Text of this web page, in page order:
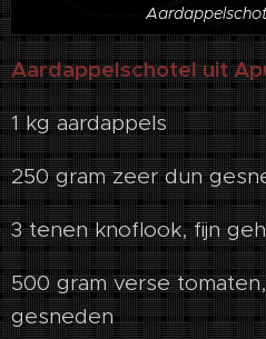
Aardappelschotel uit
1 kg aardappels
250 gram zeer dun
3 tenen knoflook, fijn
500 gram verse
gesneden